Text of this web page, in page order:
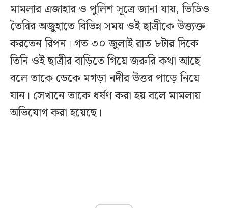
মামলার এজাহার ও পুলিশ সূত্রে জানা যায়, ভিডিও
তৈরির অজুহাতে বিভিন্ন সময় ওই ছাত্রীকে উত্ত্যক্ত
করতেন রিপন। গত ৩০ জুলাই রাত ৮টার দিকে
তিনি ওই ছাত্রীর বাড়িতে গিয়ে জরুরি কথা আছে
বলে তাকে ডেকে মগড়া নদীর উত্তর পাড়ে নিয়ে
যান। সেখানে তাকে ধর্ষণ করা হয় বলে মামলায়
অভিযোগ করা হয়েছে।